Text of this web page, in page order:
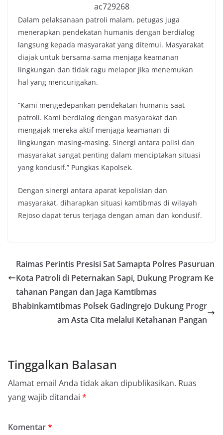
Dalam pelaksanaan patroli malam, petugas juga
menerapkan pendekatan humanis dengan berdialog
langsung kepada masyarakat yang ditemui. Masyarakat
diajak untuk bersama-sama menjaga keamanan
lingkungan dan tidak ragu melapor jika menemukan
hal yang mencurigakan.
“Kami mengedepankan pendekatan humanis saat
patroli. Kami berdialog dengan masyarakat dan
mengajak mereka aktif menjaga keamanan di
lingkungan masing-masing. Sinergi antara polisi dan
masyarakat sangat penting dalam menciptakan situasi
yang kondusif.” Pungkas Kapolsek.
Dengan sinergi antara aparat kepolisian dan
masyarakat, diharapkan situasi kamtibmas di wilayah
Rejoso dapat terus terjaga dengan aman dan kondusif.
Raimas Perintis Presisi Sat Samapta Polres Pasuruan
Kota Patroli di Peternakan Sapi, Dukung Program Ke
tahanan Pangan dan Jaga Kamtibmas
Bhabinkamtibmas Polsek Gadingrejo Dukung Progr
am Asta Cita melalui Ketahanan Pangan
Tinggalkan Balasan
Alamat email Anda tidak akan dipublikasikan. Ruas
yang wajib ditandai *
Komentar*